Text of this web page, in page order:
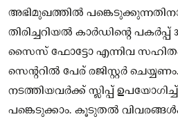
അഭിമുഖത്തിൽ
തിരിച്ചറിയൽ കാർഡിൻ്റെ
സൈസ് ഫോട്ടോ എന്നിവ സഹിതം
സെൻ്ററിൽ പേര് രജിസ്റ്റർ
നടത്തിയവർക്ക് സ്ലിപ്പ്
പങ്കെടുക്കാം. കൂടുതൽ വിവരങ്ങൾക്ക്: